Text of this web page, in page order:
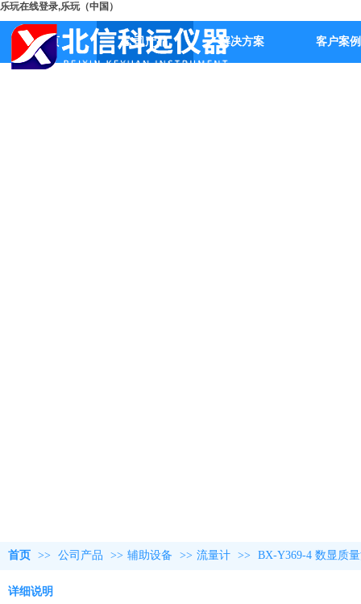
乐玩在线登录,乐玩（中国）
首页 公司产品 解决方案 客户案例
首页 >> 公司产品 >> 辅助设备 >> 流量计 >> BX-Y369-4 数显质
详细说明